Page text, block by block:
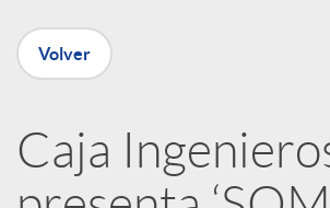
n
e
Volver
Caja